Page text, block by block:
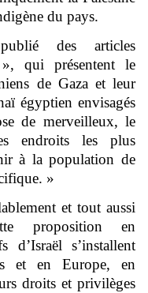
du pays.
des articles
», qui présentent le
de Gaza et leur
égyptien envisagés
de merveilleux, le
endroits les plus
à la population de
»
et tout aussi
proposition en
s’installent
et en Europe, en
droits et privilèges